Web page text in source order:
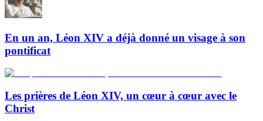
En un an, Léon XIV a déjà donné un visage à son
pontificat
Les prières de Léon XIV, un cœur à cœur avec le
Christ